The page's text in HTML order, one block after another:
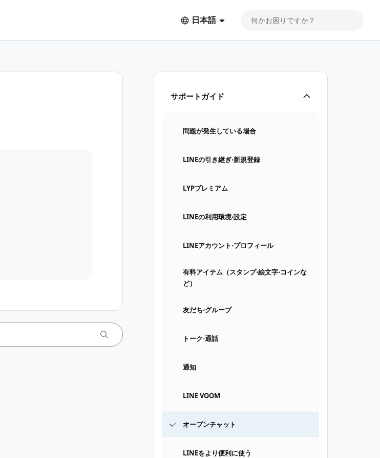
日本語
サポートガイド
問題が発生している場合
LINEの引き継ぎ⋅新規登録
LYPプレミアム
LINEの利用環境⋅設定
LINEアカウント⋅プロフィール
有料アイテム（スタンプ⋅絵文字⋅コインな
ど）
友だち⋅グループ
トーク⋅通話
通知
LINE VOOM
オープンチャット
LINEをより便利に使う